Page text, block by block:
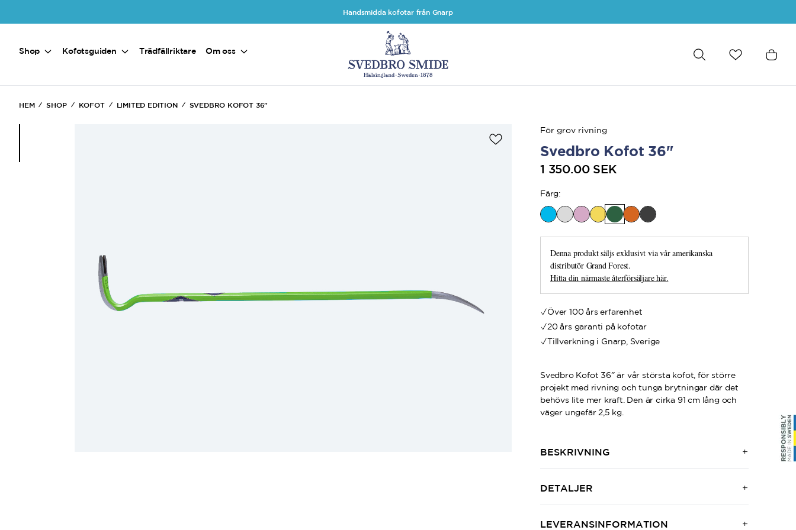
Handsmidda kofotar från Gnarp
Shop Kofotsguiden Trädfällriktare Om oss
HEM SHOP KOFOT LIMITED EDITION SVEDBRO KOFOT 36"
För grov rivning
Svedbro Kofot 36"
1 350.00 SEK
Färg:
Denna produkt säljs exklusivt via vår amerikanska
distributör Grand Forest.
Hitta din närmaste återförsäljare här.
Över 100 års erfarenhet
20 års garanti på kofotar
Tillverkning i Gnarp, Sverige
Svedbro Kofot 36″ är vår största kofot, för större
projekt med rivning och tunga brytningar där det
behövs lite mer kraft. Den är cirka 91 cm lång och
väger ungefär 2,5 kg.
BESKRIVNING
DETALJER
LEVERANSINFORMATION